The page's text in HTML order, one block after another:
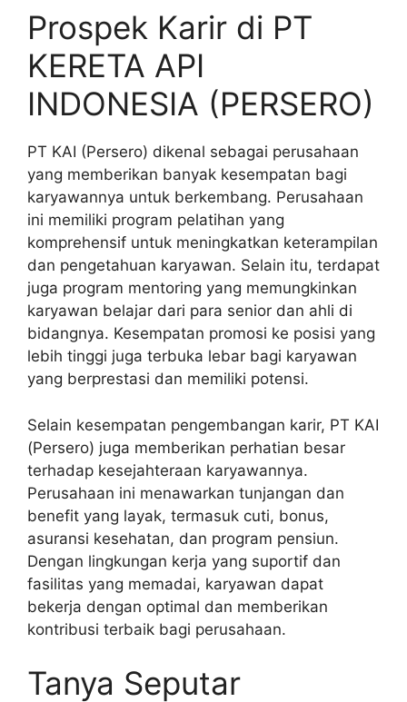
Prospek Karir di PT
KERETA API
INDONESIA (PERSERO)
PT KAI (Persero) dikenal sebagai perusahaan
yang memberikan banyak kesempatan bagi
karyawannya untuk berkembang. Perusahaan
ini memiliki program pelatihan yang
komprehensif untuk meningkatkan keterampilan
dan pengetahuan karyawan. Selain itu, terdapat
juga program mentoring yang memungkinkan
karyawan belajar dari para senior dan ahli di
bidangnya. Kesempatan promosi ke posisi yang
lebih tinggi juga terbuka lebar bagi karyawan
yang berprestasi dan memiliki potensi.
Selain kesempatan pengembangan karir, PT KAI
(Persero) juga memberikan perhatian besar
terhadap kesejahteraan karyawannya.
Perusahaan ini menawarkan tunjangan dan
benefit yang layak, termasuk cuti, bonus,
asuransi kesehatan, dan program pensiun.
Dengan lingkungan kerja yang suportif dan
fasilitas yang memadai, karyawan dapat
bekerja dengan optimal dan memberikan
kontribusi terbaik bagi perusahaan.
Tanya Seputar